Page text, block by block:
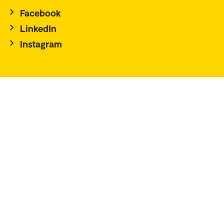
Facebook
LinkedIn
Instagram